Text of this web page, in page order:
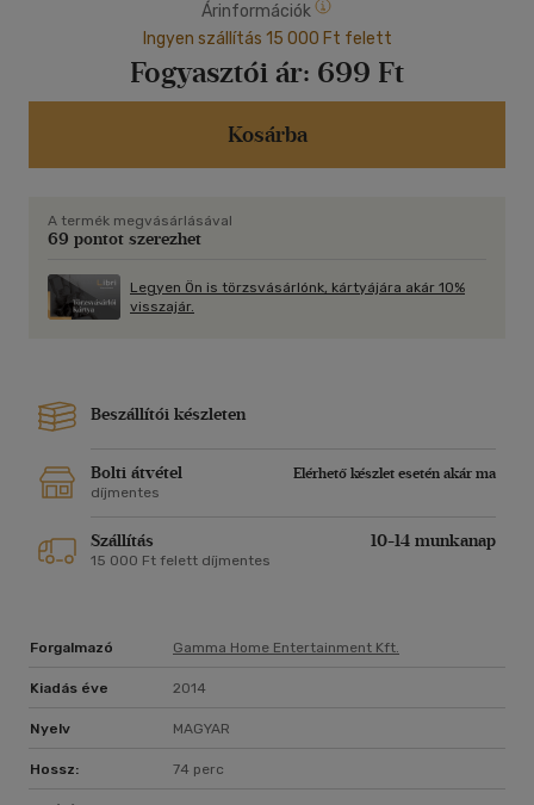
fészkel egy ritka sas... A MENTŐCSAPAT A KENGURUK
FÖLDJÉN egy újabb klasszikus Disney mese az egész család
számára, felejthetetlen karakterekkel, szívmelengető
barátságokkal és gyönyörű animációval.
magyar (Dolby Surround), francia (5.1), holland (5.1)
Feliratok:
magyar, angol, francia, holland
Árinformációk
Ingyen szállítás 15 000 Ft felett
Fogyasztói ár: 699 Ft
Kosárba
A termék megvásárlásával
69 pontot szerezhet
Legyen Ön is törzsvásárlónk, kártyájára akár 10%
visszajár.
Beszállítói készleten
Bolti átvétel
Elérhető készlet esetén akár ma
díjmentes
Szállítás 10-14 munkanap
15 000 Ft felett díjmentes
Forgalmazó Gamma Home Entertainment Kft.
Kiadás éve 2014
Nyelv MAGYAR
Hossz: 74 perc